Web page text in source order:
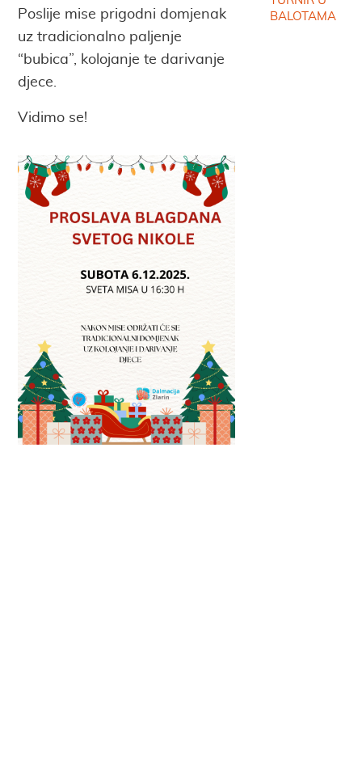
Poslije mise prigodni domjenak
uz tradicionalno paljenje
“bubica”, kolojanje te darivanje
djece.
Vidimo se!
BALOTAMA